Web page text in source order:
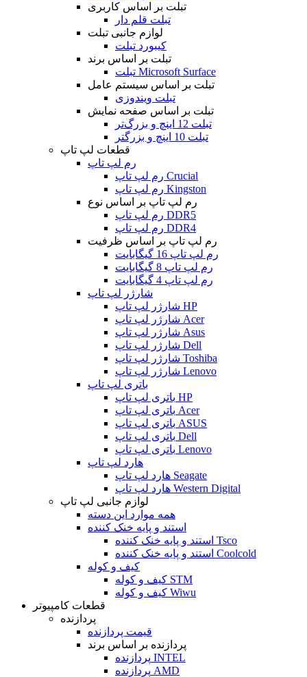
تبلت بر اساس کاربری
تبلت قلم دار
لوازم جانبی تبلت
کیبورد تبلت
تبلت بر اساس برند
تبلت Microsoft Surface
تبلت بر اساس سیستم عامل
تبلت ویندوزی
تبلت بر اساس صفحه نمایش
تبلت 12 اینچ و بزرگ‌تر
تبلت 10 اینچ و بزرگتر
قطعات لپ تاپ
رم لپ تاپ
رم لپ تاپ Crucial
رم لپ تاپ Kingston
رم لپ تاپ بر اساس نوع
رم لپ تاپ DDR5
رم لپ تاپ DDR4
رم لپ تاپ بر اساس ظرفیت
رم لپ تاپ 16 گیگابایت
رم لپ تاپ 8 گیگابایت
رم لپ تاپ 4 گیگابایت
شارژر لپ تاپ
شارژر لپ تاپ HP
شارژر لپ تاپ Acer
شارژر لپ تاپ Asus
شارژر لپ تاپ Dell
شارژر لپ تاپ Toshiba
شارژر لپ تاپ Lenovo
باتری لپ تاپ
باتری لپ تاپ HP
باتری لپ تاپ Acer
باتری لپ تاپ ASUS
باتری لپ تاپ Dell
باتری لپ تاپ Lenovo
هارد لپ تاپ
هارد لپ تاپ Seagate
هارد لپ تاپ Western Digital
لوازم جانبی لپ تاپ
همه موارد این دسته
استند و پایه خنک کننده
استند و پایه خنک کننده Tsco
استند و پایه خنک کننده Coolcold
کیف و کوله
کیف و کوله STM
کیف و کوله Wiwu
قطعات کامپیوتر
پردازنده
قیمت پردازنده
پردازنده بر اساس برند
پردازنده INTEL
پردازنده AMD